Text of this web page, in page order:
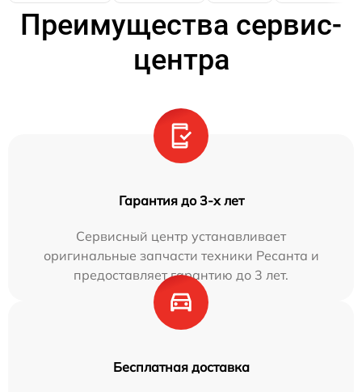
Преимущества сервис-
центра
Гарантия до 3-х лет
Сервисный центр устанавливает
оригинальные запчасти техники Ресанта и
предоставляет гарантию до 3 лет.
Бесплатная доставка